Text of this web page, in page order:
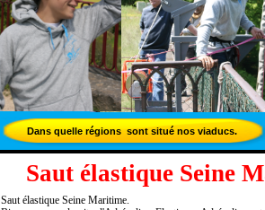
Dans quelle régions sont situé nos viaducs.
Saut élastique Seine
Saut élastique Seine Maritime.